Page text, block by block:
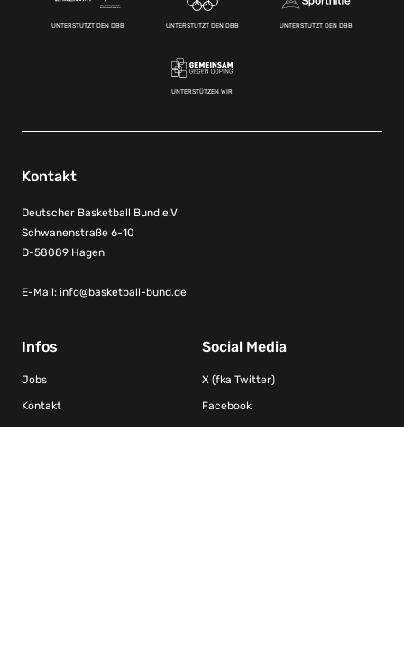
UNTERSTÜTZT DEN DBB UNTERSTÜTZT DEN DBB UNTERSTÜTZT DEN DBB
UNTERSTÜTZEN WIR
Kontakt
Deutscher Basketball Bund e.V
Schwanenstraße 6-10
D-58089 Hagen
E-Mail: info@basketball-bund.de
Infos
Jobs
Kontakt
Social Media
X (fka Twitter)
Facebook